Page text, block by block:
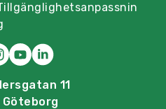
11
Göteborg